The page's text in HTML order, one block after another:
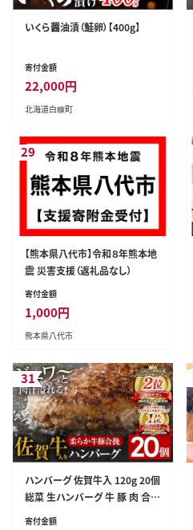
いくら醤油漬（鮭卵）【400g】
寄付金額
22,000円
北海道白糠町
29
【熊本県八代市】令和８年熊本地
震 災害支援（返礼品なし）
寄付金額
1,000円
熊本県八代市
31
ハンバーグ 佐賀牛入 120g 20個
総菜 生ハンバーグ 牛 豚 肉 合い
挽き 小分け 簡単調理 肉汁たっ
寄付金額